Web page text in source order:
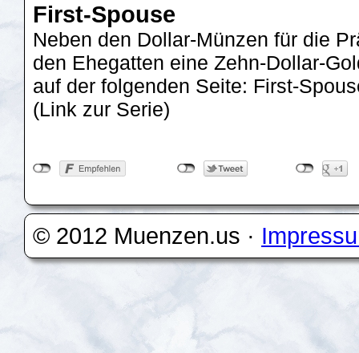
First-Spouse
Neben den Dollar-Münzen für die
den Ehegatten eine Zehn-Dollar-
auf der folgenden Seite: First-
(Link zur Serie)
© 2012 Muenzen.us ·